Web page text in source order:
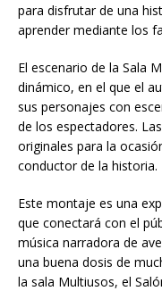
para disfrutar de una
aprender mediante los
El escenario de la Sala
dinámico, en el que el
sus personajes con
de los espectadores.
originales para la
conductor de la historia.
Este montaje es una
que conectará con el
música narradora de
una buena dosis de
la sala Multiusos, el